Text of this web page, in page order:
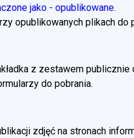
jako - opublikowane.
opublikowanych plikach do
z zestawem publicznie
do pobrania.
zdjęć na stronach